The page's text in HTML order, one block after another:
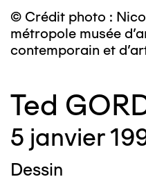
© Crédit photo :
métropole musée
contemporain et
Ted
5 janvier
Dessin